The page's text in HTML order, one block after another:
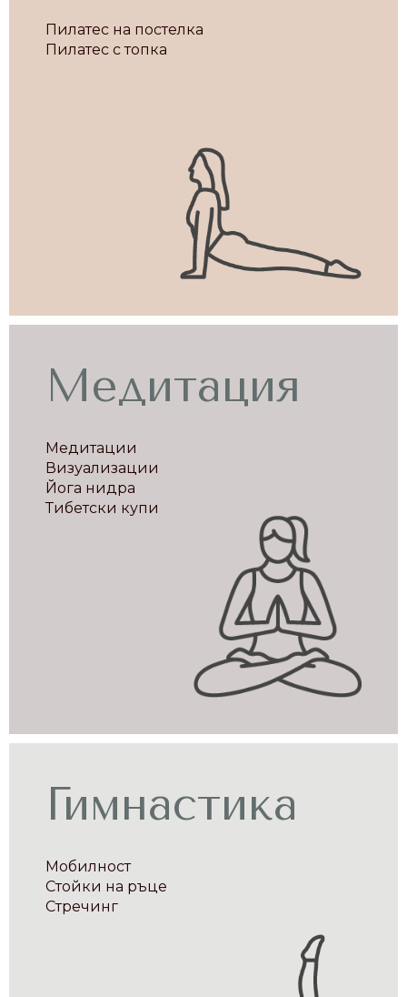
Пилатес на постелка
Пилатес с топка
Медитация
Медитации
Визуализации
Йога нидра
Тибетски купи
Гимнастика
Мобилност
Стойки на ръце
Стречинг